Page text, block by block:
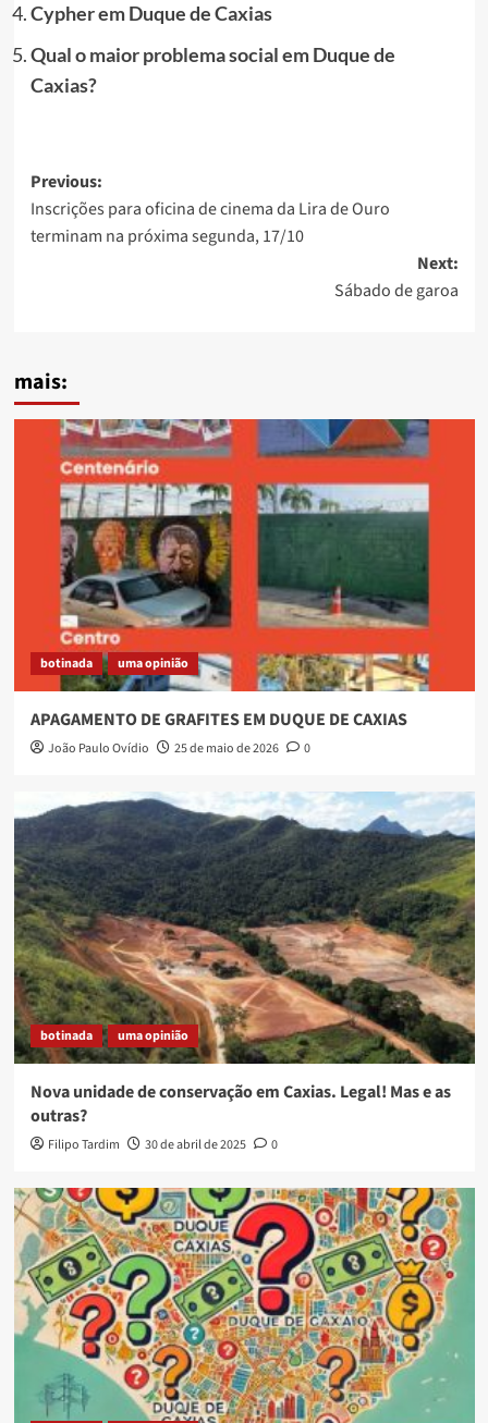
Cypher em Duque de Caxias
Qual o maior problema social em Duque de
Caxias?
Post
navigation
Previous:
Inscrições para oficina de cinema da Lira de Ouro
terminam na próxima segunda, 17/10
Next:
Sábado de garoa
mais:
botinada uma opinião
APAGAMENTO DE GRAFITES EM DUQUE DE CAXIAS
João Paulo Ovídio 25 de maio de 2026 0
botinada uma opinião
Nova unidade de conservação em Caxias. Legal! Mas e as
outras?
Filipo Tardim 30 de abril de 2025 0